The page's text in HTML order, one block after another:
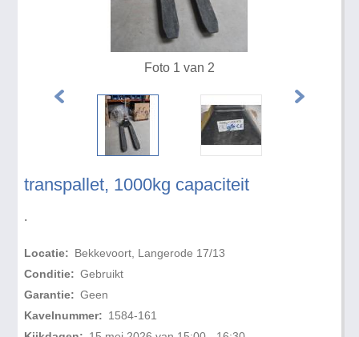
transpallet, 1000kg capaciteit
.
Locatie: Bekkevoort, Langerode 17/13
Conditie: Gebruikt
Garantie: Geen
Kavelnummer: 1584-161
Foto 1 van 2